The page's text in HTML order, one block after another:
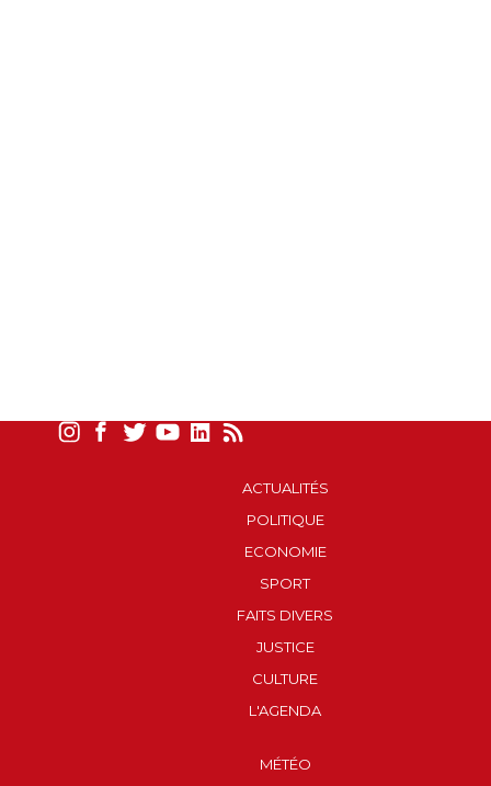
ACTUALITÉS
POLITIQUE
ECONOMIE
SPORT
FAITS DIVERS
JUSTICE
CULTURE
L'AGENDA
MÉTÉO